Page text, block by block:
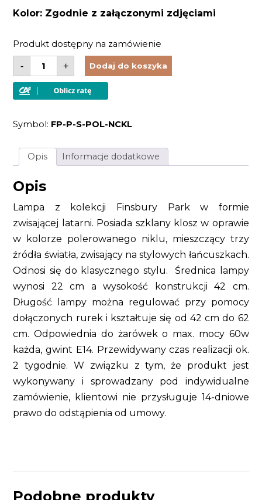
Kolor: Zgodnie z załączonymi zdjęciami
Produkt dostępny na zamówienie
-
ilość
Lampa
latarnia
wisząca
plafon
klasyczna
+ Dodaj do koszyka
Symbol: FP-P-S-POL-NCKL
Opis Informacje dodatkowe
Opis
Lampa z kolekcji Finsbury Park w formie
zwisającej latarni. Posiada szklany klosz w oprawie
w kolorze polerowanego niklu, mieszczący trzy
źródła światła, zwisający na stylowych łańcuszkach.
Odnosi się do klasycznego stylu. Średnica lampy
wynosi 22 cm a wysokość konstrukcji 42 cm.
Długość lampy można regulować przy pomocy
dołączonych rurek i kształtuje się od 42 cm do 62
cm. Odpowiednia do żarówek o max. mocy 60w
każda, gwint E14. Przewidywany czas realizacji ok.
2 tygodnie. W związku z tym, że produkt jest
wykonywany i sprowadzany pod indywidualne
zamówienie, klientowi nie przysługuje 14-dniowe
prawo do odstąpienia od umowy.
Podobne produkty